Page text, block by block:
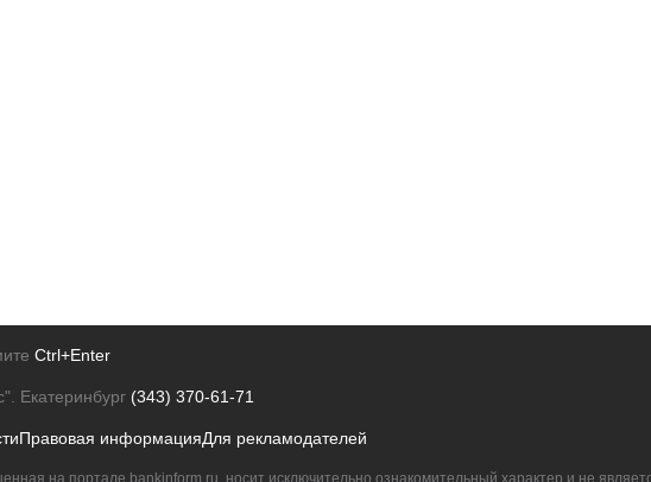
Ctrl+Enter
Екатеринбург (343) 370-61-71
Правовая информацияДля рекламодателей
на портале bankinform.ru, носит исключительно ознакомительный характер и не